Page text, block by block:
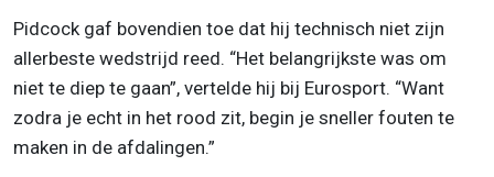
Pidcock gaf bovendien toe dat hij technisch niet zijn
allerbeste wedstrijd reed. “Het belangrijkste was om
niet te diep te gaan”, vertelde hij bij Eurosport. “Want
zodra je echt in het rood zit, begin je sneller fouten te
maken in de afdalingen.”